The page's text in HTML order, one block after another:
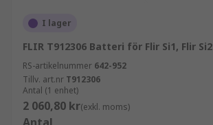
I lager
FLIR T912306 Batteri för Flir Si1, Flir Si2
RS-artikelnummer 642-952
Tillv. art.nr T912306
Antal (1 enhet)
2 060,80 kr(exkl. moms)